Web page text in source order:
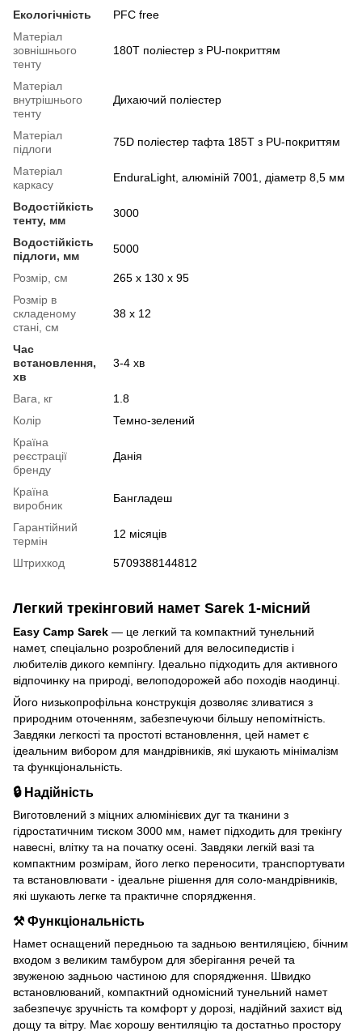
Екологічність
PFC free
Матеріал
зовнішнього
тенту
180T поліестер з PU-покриттям
Матеріал
внутрішнього
тенту
Дихаючий поліестер
Матеріал
підлоги
75D поліестер тафта 185T з PU-покриттям
Матеріал
каркасу
EnduraLight, алюміній 7001, діаметр 8,5 мм
Водостійкість
тенту, мм
3000
Водостійкість
підлоги, мм
5000
Розмір, см
265 x 130 x 95
Розмір в
складеному
стані, см
38 x 12
Час
встановлення,
хв
3-4 хв
Вага, кг
1.8
Колір
Темно-зелений
Країна
реєстрації
бренду
Данія
Країна
виробник
Бангладеш
Гарантійний
термін
12 місяців
Штрихкод 5709388144812
Легкий трекінговий намет Sarek 1-місний
Easy Camp Sarek — це легкий та компактний тунельний
намет, спеціально розроблений для велосипедистів і
любителів дикого кемпінгу. Ідеально підходить для активного
відпочинку на природі, велоподорожей або походів наодинці.
Його низькопрофільна конструкція дозволяє зливатися з
природним оточенням, забезпечуючи більшу непомітність.
Завдяки легкості та простоті встановлення, цей намет є
ідеальним вибором для мандрівників, які шукають мінімалізм
та функціональність.
🔒 Надійність
Виготовлений з міцних алюмінієвих дуг та тканини з
гідростатичним тиском 3000 мм, намет підходить для трекінгу
навесні, влітку та на початку осені. Завдяки легкій вазі та
компактним розмірам, його легко переносити, транспортувати
та встановлювати - ідеальне рішення для соло-мандрівників,
які шукають легке та практичне спорядження.
⚒︎ Функціональність
Намет оснащений передньою та задньою вентиляцією, бічним
входом з великим тамбуром для зберігання речей та
звуженою задньою частиною для спорядження. Швидко
встановлюваний, компактний одномісний тунельний намет
забезпечує зручність та комфорт у дорозі, надійний захист від
дощу та вітру. Має хорошу вентиляцію та достатньо простору